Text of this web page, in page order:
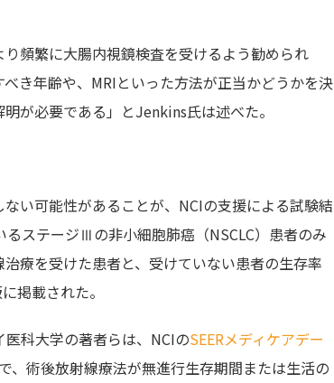
頻繁に大腸内視鏡検査を受けるよう勧められ
き年齢や、MRIといった方法が正当かどうかを決
が必要である」とJenkins氏は述べた。
い可能性があることが、NCIの支援による試験結
ステージⅢの非小細胞肺癌（NSCLC）患者のみ
療を受けた患者と、受けていない患者の生存率
掲載された。
科大学の著者らは、NCIのSEERメディケアデー
術後放射線療法が無進行生存期間または生活の